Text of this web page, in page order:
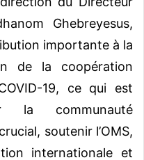
Ghebreyesus,
importante à la
de la coopération
19, ce qui est
la communauté
soutenir l’OMS,
internationale et